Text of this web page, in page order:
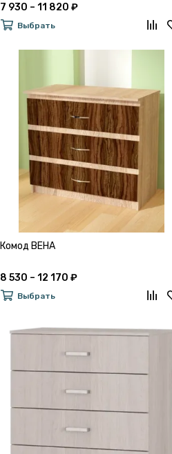
7 930 – 11 820 ₽
Выбрать
Комод ВЕНА
8 530 – 12 170 ₽
Выбрать